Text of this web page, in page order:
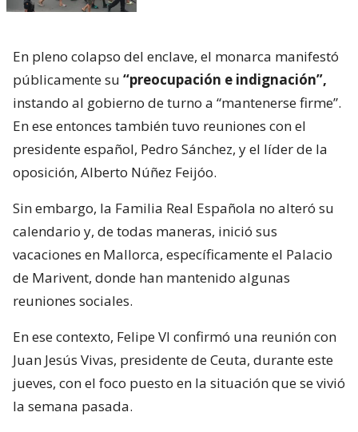
En pleno colapso del enclave, el monarca manifestó
públicamente su “preocupación e indignación”,
instando al gobierno de turno a “mantenerse firme”.
En ese entonces también tuvo reuniones con el
presidente español, Pedro Sánchez, y el líder de la
oposición, Alberto Núñez Feijóo.
Sin embargo, la Familia Real Española no alteró su
calendario y, de todas maneras, inició sus
vacaciones en Mallorca, específicamente el Palacio
de Marivent, donde han mantenido algunas
reuniones sociales.
En ese contexto, Felipe VI confirmó una reunión con
Juan Jesús Vivas, presidente de Ceuta, durante este
jueves, con el foco puesto en la situación que se vivió
la semana pasada.